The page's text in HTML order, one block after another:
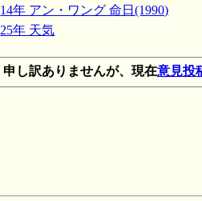
14年 アン・ワング 命日(1990)
25年 天気
申し訳ありませんが、現在意見投